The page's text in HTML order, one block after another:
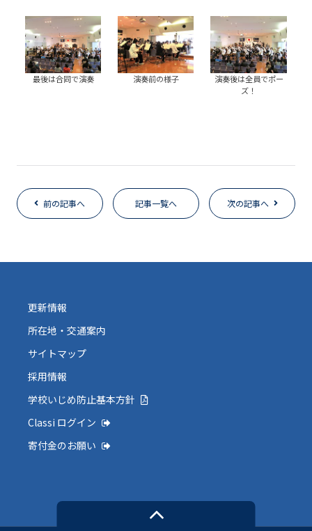
最後は合同で演奏 演奏前の様子
演奏後は全員でポー
ズ！
前の記事へ 記事一覧へ 次の記事へ
更新情報
所在地・交通案内
サイトマップ
採用情報
学校いじめ防止基本方針
Classi ログイン
寄付金のお願い